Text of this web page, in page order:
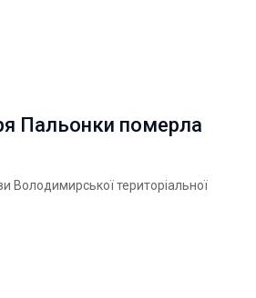
Пальонки померла
Володимирської територіальної